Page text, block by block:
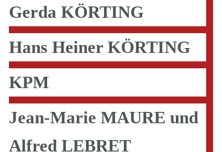
Gerda KÖRTING
Hans Heiner KÖRTING
KPM
Jean-Marie MAURE und
Alfred LEBRET